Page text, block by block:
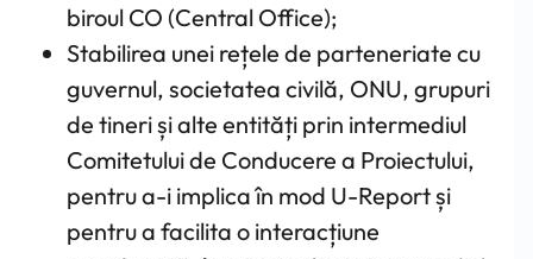
biroul CO (Central Office);
Stabilirea unei rețele de parteneriate cu
guvernul, societatea civilă, ONU, grupuri
de tineri și alte entități prin intermediul
Comitetului de Conducere a Proiectului,
pentru a-i implica în mod U-Report și
pentru a facilita o interacțiune